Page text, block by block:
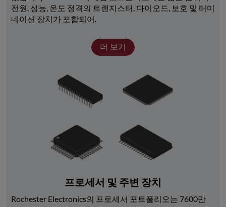
전원, 성능, 온도 정격의 트랜지스터, 다이오드, 보호 및 터미
네이션 장치가 포함되어.
더 보기
프로세서 및 주변 장치
Rochester Electronics의 프로세서 포트폴리오는 7600만